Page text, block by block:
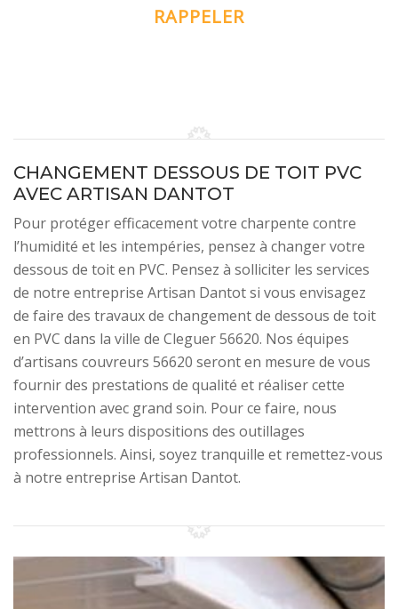
CHANGEMENT DESSOUS DE TOIT PVC
AVEC ARTISAN DANTOT
Pour protéger efficacement votre charpente contre
l’humidité et les intempéries, pensez à changer votre
dessous de toit en PVC. Pensez à solliciter les services
de notre entreprise Artisan Dantot si vous envisagez
de faire des travaux de changement de dessous de toit
en PVC dans la ville de Cleguer 56620. Nos équipes
d’artisans couvreurs 56620 seront en mesure de vous
fournir des prestations de qualité et réaliser cette
intervention avec grand soin. Pour ce faire, nous
mettrons à leurs dispositions des outillages
professionnels. Ainsi, soyez tranquille et remettez-vous
à notre entreprise Artisan Dantot.